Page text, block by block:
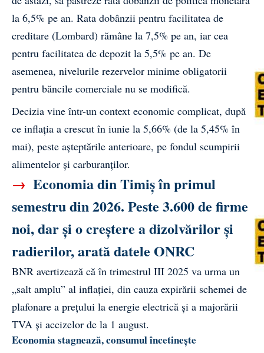
la 6,5% pe an. Rata dobânzii pentru facilitatea de
creditare (Lombard) rămâne la 7,5% pe an, iar cea
pentru facilitatea de depozit la 5,5% pe an. De
asemenea, nivelurile rezervelor minime obligatorii
pentru băncile comerciale nu se modifică.
Decizia vine într-un context economic complicat, după
ce inflația a crescut în iunie la 5,66% (de la 5,45% în
mai), peste așteptările anterioare, pe fondul scumpirii
alimentelor și carburanților.
→ Economia din Timiș în primul
semestru din 2026. Peste 3.600 de firme
noi, dar și o creștere a dizolvărilor și
radierilor, arată datele ONRC
BNR avertizează că în trimestrul III 2025 va urma un
„salt amplu” al inflației, din cauza expirării schemei de
plafonare a prețului la energie electrică și a majorării
TVA și accizelor de la 1 august.
Economia stagnează, consumul încetinește